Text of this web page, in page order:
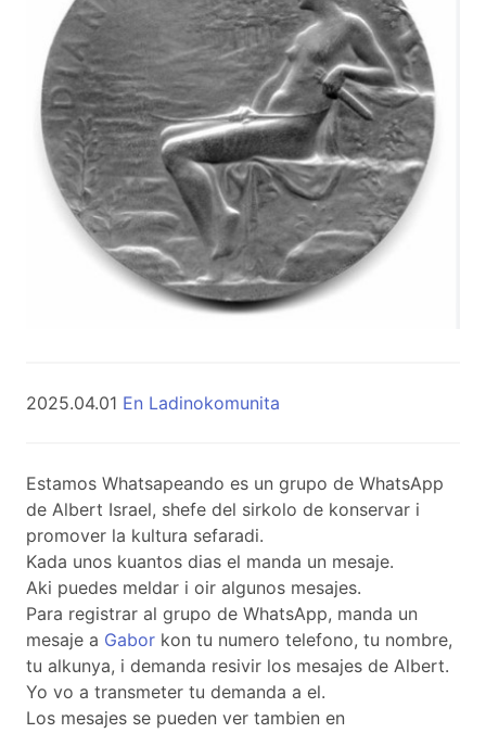
2025.04.01 En Ladinokomunita
Estamos Whatsapeando es un grupo de WhatsApp
de Albert Israel, shefe del sirkolo de konservar i
promover la kultura sefaradi.
Kada unos kuantos dias el manda un mesaje.
Aki puedes meldar i oir algunos mesajes.
Para registrar al grupo de WhatsApp, manda un
mesaje a Gabor kon tu numero telefono, tu nombre,
tu alkunya, i demanda resivir los mesajes de Albert.
Yo vo a transmeter tu demanda a el.
Los mesajes se pueden ver tambien en